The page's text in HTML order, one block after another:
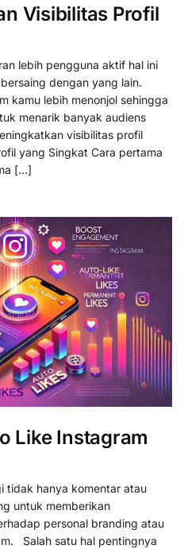
Visibilitas Profil
lebih pengguna aktif hal ini
dengan yang lain.
kamu lebih menonjol sehingga
menarik banyak audiens
visibilitas profil
yang Singkat Cara pertama
[…]
Like Instagram
tidak hanya komentar atau
untuk memberikan
personal branding atau
Salah satu hal pentingnya